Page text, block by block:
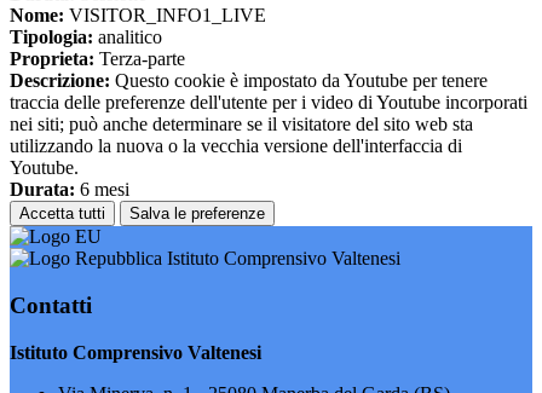
Nome: VISITOR_INFO1_LIVE
Tipologia: analitico
Proprieta: Terza-parte
Descrizione: Questo cookie è impostato da Youtube per tenere
traccia delle preferenze dell'utente per i video di Youtube incorporati
nei siti; può anche determinare se il visitatore del sito web sta
utilizzando la nuova o la vecchia versione dell'interfaccia di
Youtube.
Durata: 6 mesi
Accetta tutti Salva le preferenze
Istituto Comprensivo Valtenesi
Contatti
Istituto Comprensivo Valtenesi